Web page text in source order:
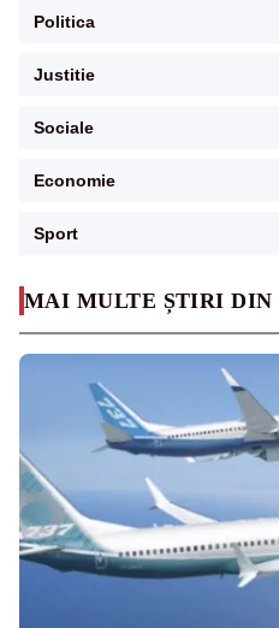
MAI MULTE ȘTIRI DIN
Politica
Justitie
Sociale
Economie
Sport